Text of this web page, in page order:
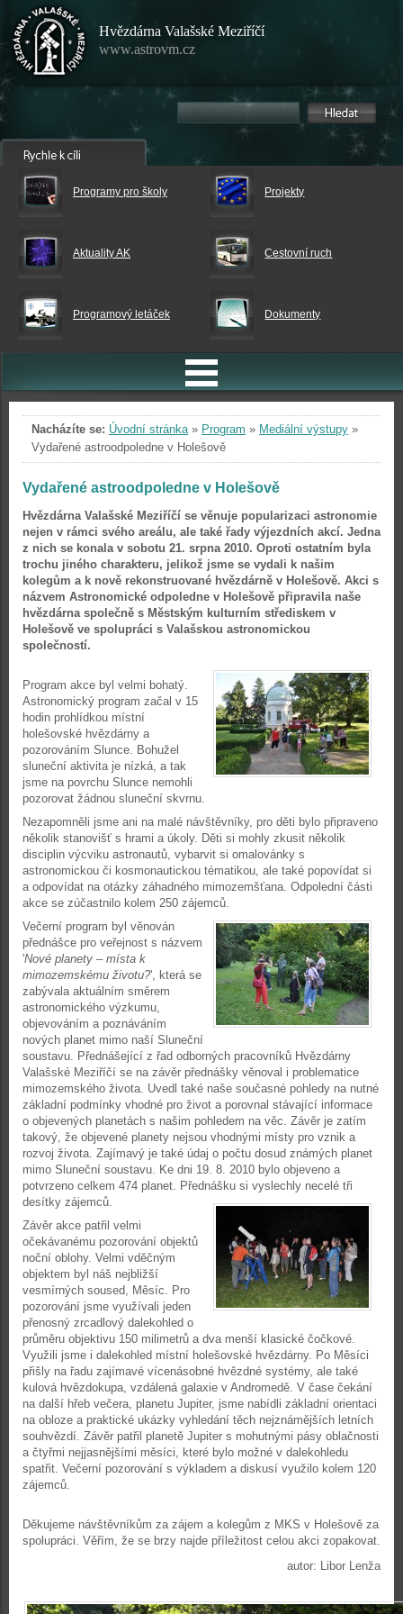
Hvězdárna Valašské Meziříčí
www.astrovm.cz
Programy pro školy Projekty
Aktuality AK Cestovní ruch
Programový letáček Dokumenty
Nacházíte se: Úvodní stránka» Program » Mediální výstupy »
Vydařené astroodpoledne v Holešově
Vydařené astroodpoledne v Holešově
Hvězdárna Valašské Meziříčí se věnuje popularizaci astronomie
nejen v rámci svého areálu, ale také řady výjezdních akcí. Jedna
z nich se konala v sobotu 21. srpna 2010. Oproti ostatním byla
trochu jiného charakteru, jelikož jsme se vydali k našim
kolegům a k nově rekonstruované hvězdárně v Holešově. Akci s
názvem Astronomické odpoledne v Holešově připravila naše
hvězdárna společně s Městským kulturním střediskem v
Holešově ve spolupráci s Valašskou astronomickou
společností.
Program akce byl velmi bohatý.
Astronomický program začal v 15
hodin prohlídkou místní
holešovské hvězdárny a
pozorováním Slunce. Bohužel
sluneční aktivita je nízká, a tak
jsme na povrchu Slunce nemohli
pozorovat žádnou sluneční skvrnu.
Nezapomněli jsme ani na malé návštěvníky, pro děti bylo připraveno
několik stanovišť s hrami a úkoly. Děti si mohly zkusit několik
disciplin výcviku astronautů, vybarvit si omalovánky s
astronomickou či kosmonautickou tématikou, ale také popovídat si
a odpovídat na otázky záhadného mimozemšťana. Odpolední části
akce se zúčastnilo kolem 250 zájemců.
Večerní program byl věnován
přednášce pro veřejnost s názvem
'Nové planety – místa k
mimozemskému životu?', která se
zabývala aktuálním směrem
astronomického výzkumu,
objevováním a poznáváním
nových planet mimo naší Sluneční
soustavu. Přednášející z řad odborných pracovníků Hvězdárny
Valašské Meziříčí se na závěr přednášky věnoval i problematice
mimozemského života. Uvedl také naše současné pohledy na nutné
základní podmínky vhodné pro život a porovnal stávající informace
o objevených planetách s našim pohledem na věc. Závěr je zatím
takový, že objevené planety nejsou vhodnými místy pro vznik a
rozvoj života. Zajímavý je také údaj o počtu dosud známých planet
mimo Sluneční soustavu. Ke dni 19. 8. 2010 bylo objeveno a
potvrzeno celkem 474 planet. Přednášku si vyslechly necelé tři
desítky zájemců.
Závěr akce patřil velmi
očekávanému pozorování objektů
noční oblohy. Velmi vděčným
objektem byl náš nejbližší
vesmírných soused, Měsíc. Pro
pozorování jsme využívali jeden
přenosný zrcadlový dalekohled o
průměru objektivu 150 milimetrů a dva menší klasické čočkové.
Využili jsme i dalekohled místní holešovské hvězdárny. Po Měsíci
přišly na řadu zajímavé vícenásobné hvězdné systémy, ale také
kulová hvězdokupa, vzdálená galaxie v Andromedě. V čase čekání
na další hřeb večera, planetu Jupiter, jsme nabídli základní orientaci
na obloze a praktické ukázky vyhledání těch nejznámějších letních
souhvězdí. Závěr patřil planetě Jupiter s mohutnými pásy oblačnosti
a čtyřmi nejjasnějšími měsíci, které bylo možné v dalekohledu
spatřit. Večerní pozorování s výkladem a diskusí využilo kolem 120
zájemců.
Děkujeme návštěvníkům za zájem a kolegům z MKS v Holešově za
spolupráci. Věřím, že se brzy najde příležitost celou akci zopakovat.
autor: Libor Lenža